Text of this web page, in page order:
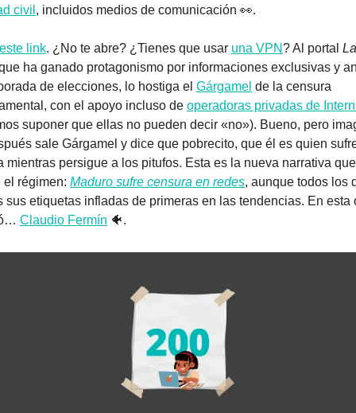
civil , incluidos medios de comunicación 👀.
este link. ¿No te abre? ¿Tienes que usar una VPN? Al portal
ha ganado protagonismo por informaciones exclusivas y
de elecciones, lo hostiga el Gárgamel de la censura
con el apoyo incluso de operadoras privadas de
suponer que ellas no pueden decir «no»). Bueno, pero
sale Gárgamel y dice que pobrecito, que él es quien
mientras persigue a los pitufos. Esta es la nueva narrativa que
el régimen: Maduro sufre censura en redes, aunque todos los
sus etiquetas infladas de primeras en las tendencias. En esta
Claudio Fermín 🐠.